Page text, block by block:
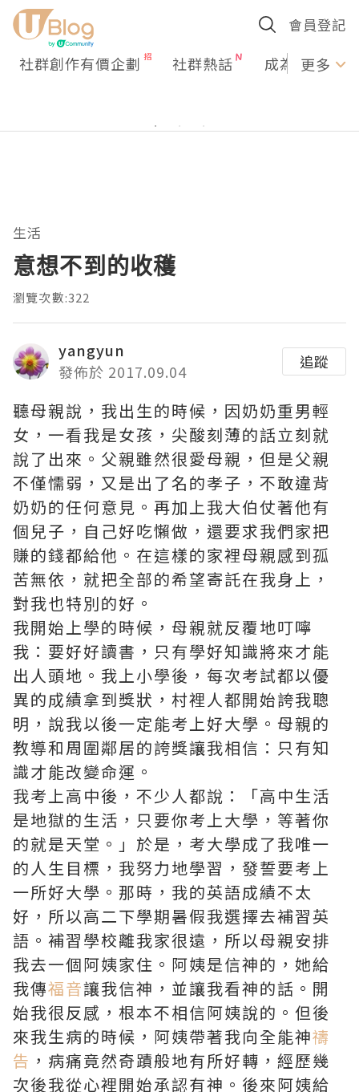
會員登記
社群創作有價企劃 社群熱話 成為U更多
生活
意想不到的收穫
瀏覽次數:322
yangyun
發佈於 2017.09.04
追蹤
聽母親說，我出生的時候，因奶奶重男輕
女，一看我是女孩，尖酸刻薄的話立刻就
說了出來。父親雖然很愛母親，但是父親
不僅懦弱，又是出了名的孝子，不敢違背
奶奶的任何意見。再加上我大伯仗著他有
個兒子，自己好吃懶做，還要求我們家把
賺的錢都給他。在這樣的家裡母親感到孤
苦無依，就把全部的希望寄託在我身上，
對我也特別的好。
我開始上學的時候，母親就反覆地叮嚀
我：要好好讀書，只有學好知識將來才能
出人頭地。我上小學後，每次考試都以優
異的成績拿到獎狀，村裡人都開始誇我聰
明，說我以後一定能考上好大學。母親的
教導和周圍鄰居的誇獎讓我相信：只有知
識才能改變命運。
我考上高中後，不少人都說：「高中生活
是地獄的生活，只要你考上大學，等著你
的就是天堂。」於是，考大學成了我唯一
的人生目標，我努力地學習，發誓要考上
一所好大學。那時，我的英語成績不太
好，所以高二下學期暑假我選擇去補習英
語。補習學校離我家很遠，所以母親安排
我去一個阿姨家住。阿姨是信神的，她給
我傳福音讓我信神，並讓我看神的話。開
始我很反感，根本不相信阿姨說的。但後
來我生病的時候，阿姨帶著我向全能神禱
告 ，病痛竟然奇蹟般地有所好轉，經歷幾
次後我從心裡開始承認有神。後來阿姨給